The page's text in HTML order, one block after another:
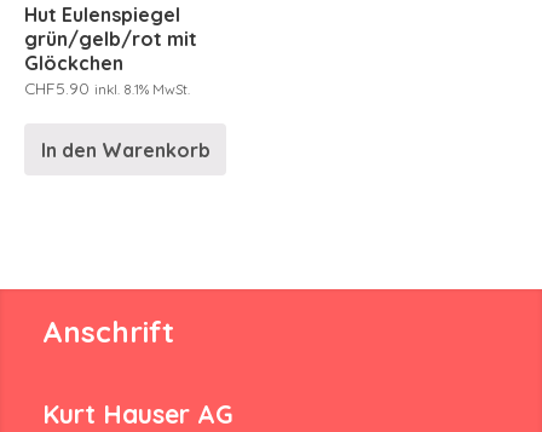
Hut Eulenspiegel
grün/gelb/rot mit
Glöckchen
CHF5.90 inkl. 8.1% MwSt.
In den Warenkorb
Anschrift
Kurt Hauser AG